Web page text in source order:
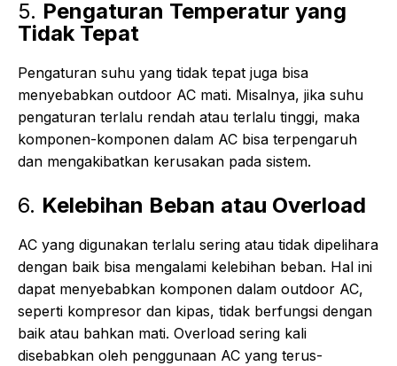
5. Pengaturan Temperatur yang
Tidak Tepat
Pengaturan suhu yang tidak tepat juga bisa
menyebabkan outdoor AC mati. Misalnya, jika suhu
pengaturan terlalu rendah atau terlalu tinggi, maka
komponen-komponen dalam AC bisa terpengaruh
dan mengakibatkan kerusakan pada sistem.
6. Kelebihan Beban atau Overload
AC yang digunakan terlalu sering atau tidak dipelihara
dengan baik bisa mengalami kelebihan beban. Hal ini
dapat menyebabkan komponen dalam outdoor AC,
seperti kompresor dan kipas, tidak berfungsi dengan
baik atau bahkan mati. Overload sering kali
disebabkan oleh penggunaan AC yang terus-